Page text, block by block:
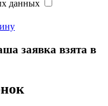
данных
заявка взята в